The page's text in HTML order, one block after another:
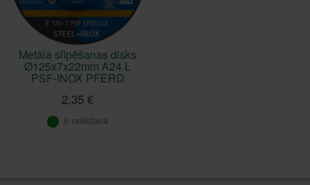
Metāla slīpēšanas disks
Ø125x7x22mm A24 L
PSF-INOX PFERD
2,35 €
Ir noliktavā